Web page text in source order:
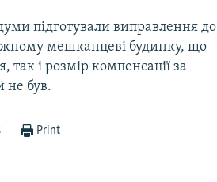
підготували виправлення до
мешканцеві будинку, що
і розмір компенсації за
не був.
Print